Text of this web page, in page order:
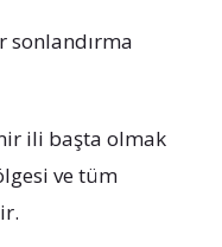
sonlandırma
ili başta olmak
ve tüm